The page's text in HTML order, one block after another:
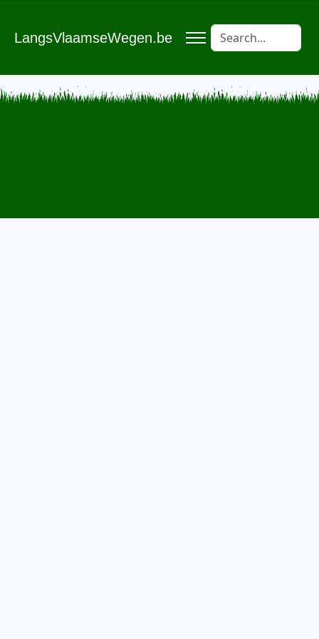
LangsVlaamseWegen.be